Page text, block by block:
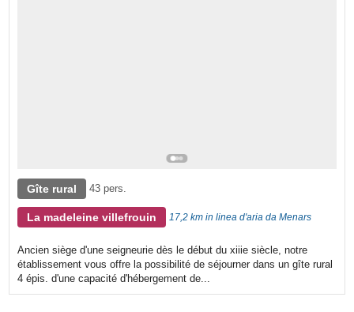
Gîte rural 43 pers.
La madeleine villefrouin 17,2 km in linea d'aria da Menars
Ancien siège d'une seigneurie dès le début du xiiie siècle, notre
établissement vous offre la possibilité de séjourner dans un gîte rural
4 épis. d'une capacité d'hébergement de...